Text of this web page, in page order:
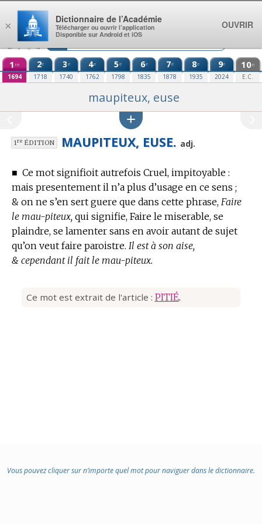
Aller au contenu
1 re
1694
2e
1718
3e
1740
4e
1762
5e
1798
6e
1835
7e
1878
8e
1935
9e
2024
10e
E.C.
maupiteux, euse
1reÉDITION MAUPITEUX, EUSE. adj.
■ Ce mot signifioit autrefois Cruel, impitoyable :
mais presentement il n’a plus d’usage en ce sens ;
& on ne s’en sert guere que dans cette phrase, Faire
le mau-piteux, qui signifie, Faire le miserable, se
plaindre, se lamenter sans en avoir autant de sujet
qu’on veut faire paroistre. Il est à son aise,
& cependant il fait le mau-piteux.
Ce mot est extrait de l'article : PITIÉ.
Vous pouvez cliquer sur n’importe quel mot pour naviguer dans le dictionnaire.
×
Dictionnaire de l’Académie
Télécharger ou ouvrir l’application
Disponible sur Android et iOS
OUVRIR